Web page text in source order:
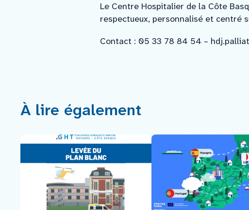
Le Centre Hospitalier de la Côte
respectueux, personnalisé et centré
Contact : 05 33 78 84 54 –
À lire également